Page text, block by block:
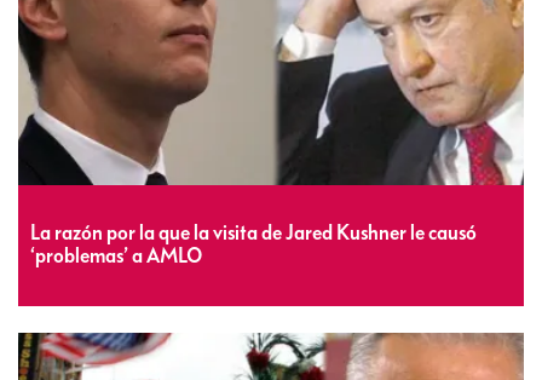
La razón por la que la visita de Jared Kushner le causó
‘problemas’ a AMLO